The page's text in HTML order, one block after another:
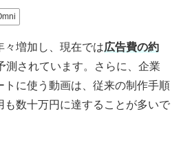
々増加し、現在では広告費の約
測されています。さらに、企業
トに使う動画は、従来の制作手順
も数十万円に達することが多いで